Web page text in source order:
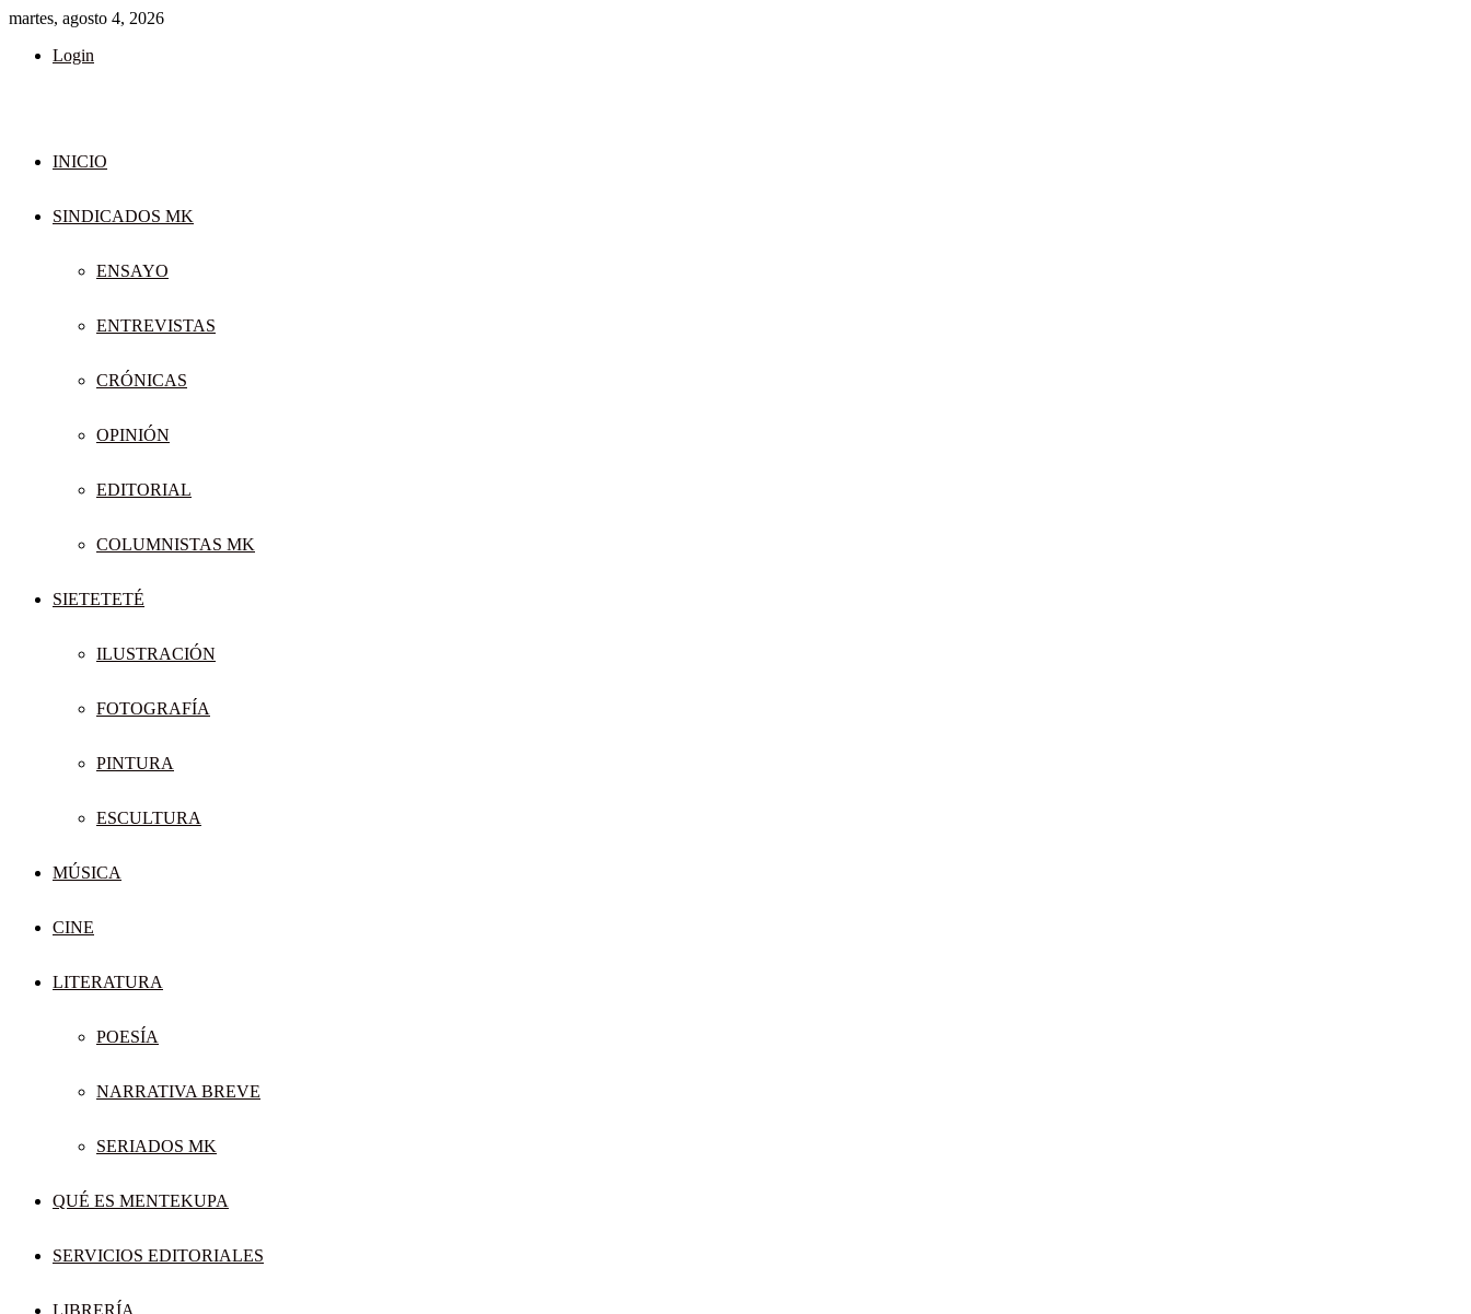
martes, agosto 4, 2026
Login
INICIO
SINDICADOS MK
ENSAYO
ENTREVISTAS
CRÓNICAS
OPINIÓN
EDITORIAL
COLUMNISTAS MK
SIETETETÉ
ILUSTRACIÓN
FOTOGRAFÍA
PINTURA
ESCULTURA
MÚSICA
CINE
LITERATURA
POESÍA
NARRATIVA BREVE
SERIADOS MK
QUÉ ES MENTEKUPA
SERVICIOS EDITORIALES
LIBRERÍA